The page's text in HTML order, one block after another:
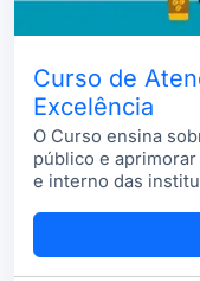
Curso de
Excelência
O Curso ensina
público e
e interno das